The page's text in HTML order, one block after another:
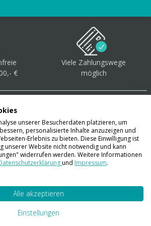
€
Viele Zahlungswege
möglich
auf
unserer Besucherdaten platzieren, um
personalisierte Inhalte anzuzeigen und
Erlebnis zu bieten. Diese Einwilligung ist
unserer Website nicht notwendig und kann
widerrufen werden. Weitere Informationen
und Impressum.
Alle akzeptieren
Einstellungen